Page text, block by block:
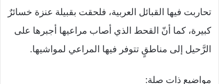
تحاربت فيها القبائل العربية، فلحقت بقبيلة عنزة خسائرٌ
كبيرة، كما أنّ القحط الذي أصاب مراعيها أجبرها على
الرَّحيل إلى مناطقٍ تتوفر فيها المراعي لمواشيها.
مواضيع ذات صلة: